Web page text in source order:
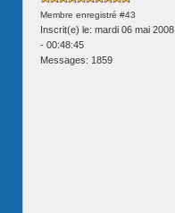
Membre enregistré #43
Inscrit(e) le: mardi 06 mai 2008
- 00:48:45
Messages: 1859